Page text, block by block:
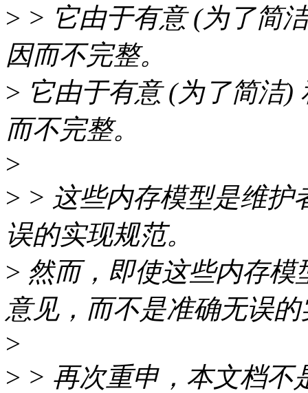
> > 它由于有意 (为了简
因而不完整。
> 它由于有意 (为了简洁)
而不完整。
>
> > 这些内存模型是维护
误的实现规范。
> 然而，即使这些内存
意见，而不是准确无误
>
> > 再次重申，本文档不